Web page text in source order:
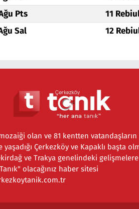
Pts
11
Sal
12
olan ve 81 kentten vatandaşların
yaşadığı Çerkezköy ve Kapaklı başta
ve Trakya genelindeki gelişmelere
olacağınız haber sitesi